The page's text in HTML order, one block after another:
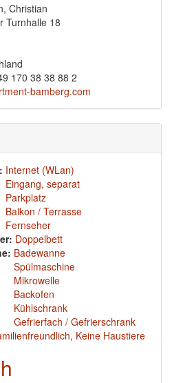
Christian
Turnhalle 18
170 38 38 88 2
bamberg.com
Internet (WLan)
Eingang, separat
Parkplatz
Balkon / Terrasse
Fernseher
Doppelbett
Badewanne
Spülmaschine
Mikrowelle
Backofen
Kühlschrank
Gefrierfach / Gefrierschrank
, Keine Haustiere